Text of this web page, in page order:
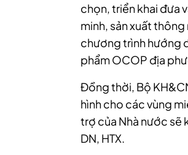
chọn, triển khai đưa
minh, sản xuất
chương trình hướng
phẩm OCOP địa
Đồng thời, Bộ
hình cho các vùng
trợ của Nhà nước sẽ
DN, HTX.